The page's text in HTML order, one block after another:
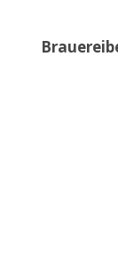
Brauereibesichtigung in Abensberg am 12.